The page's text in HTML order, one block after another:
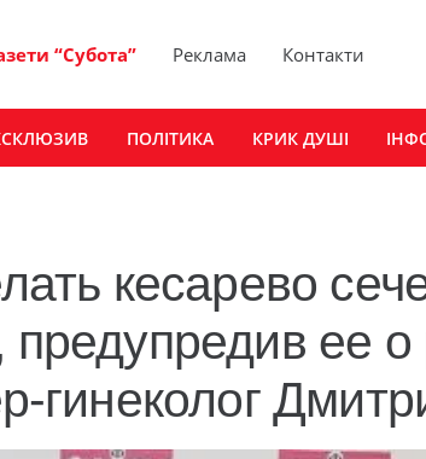
“Субота” Реклама Контакти
ПОЛІТИКА КРИК ДУШІ
кесарево
ее о